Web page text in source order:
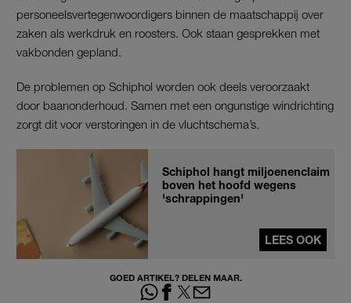
personeelsvertegenwoordigers binnen de maatschappij over
zaken als werkdruk en roosters. Ook staan gesprekken met
vakbonden gepland.
De problemen op Schiphol worden ook deels veroorzaakt
door baanonderhoud. Samen met een ongunstige windrichting
zorgt dit voor verstoringen in de vluchtschema’s.
Schiphol hangt miljoenenclaim
boven het hoofd wegens
'schrappingen'
LEES OOK
GOED ARTIKEL? DELEN MAAR.